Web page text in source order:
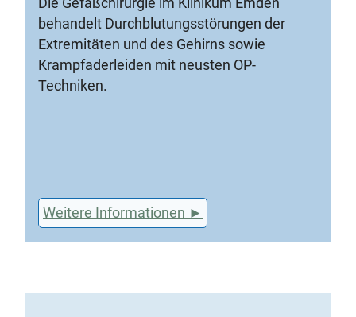
behandelt Durchblutungsstörungen der
Extremitäten und des Gehirns sowie
Krampfaderleiden mit neusten OP-
Techniken.
Weitere Informationen